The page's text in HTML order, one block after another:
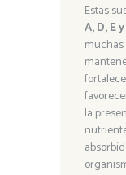
Estas
A, D, E
la